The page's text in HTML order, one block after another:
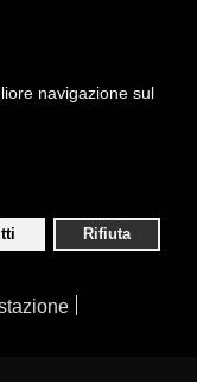
navigazione sul
Rifiuta